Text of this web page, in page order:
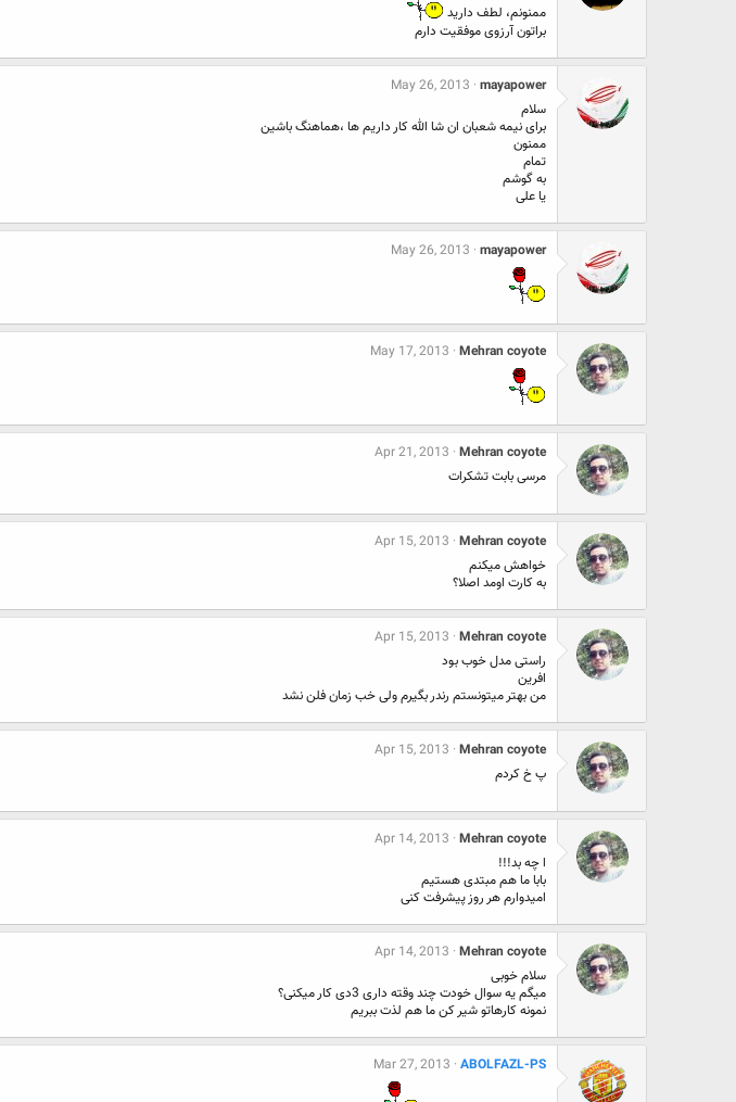
ممنونم، لطف دارید
براتون آرزوی موفقیت دارم
mayapower
May 26, 2013
سلام
برای نیمه شعبان ان شا الله کار داریم ها ،هماهنگ باشین
ممنون
تمام
به گوشم
یا علی
mayapower
May 26, 2013
Mehran coyote
May 17, 2013
Mehran coyote
Apr 21, 2013
مرسی بابت تشکرات
Mehran coyote
Apr 15, 2013
خواهش میکنم
به کارت اومد اصلا؟
Mehran coyote
Apr 15, 2013
راستی مدل خوب بود
افرین
من بهتر میتونستم رندر بگیرم ولی خب زمان فلن نشد
Mehran coyote
Apr 15, 2013
پ خ کردم
Mehran coyote
Apr 14, 2013
ا چه بد!!!
بابا ما هم مبتدی هستیم
امیدوارم هر روز پیشرفت کنی
Mehran coyote
Apr 14, 2013
سلام خوبی
میگم یه سوال خودت چند وقته داری 3دی کار میکنی؟
نمونه کارهاتو شیر کن ما هم لذت ببریم
ABOLFAZL-PS
Mar 27, 2013